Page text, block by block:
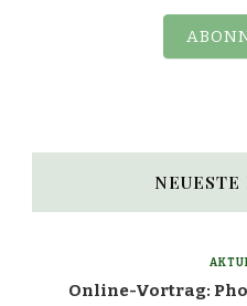
Online-Vortrag: